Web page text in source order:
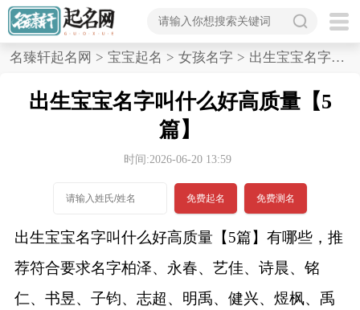
首
名
名臻轩起名网 > 宝宝起名 > 女孩名字 > 出生宝宝名字叫什么好高质量,5篇
出生宝宝名字叫什么好高质量【5
篇】
时间:2026-06-20 13:59
免费起名 免费测名
出生宝宝名字叫什么好高质量【5篇】有哪些，推
荐符合要求名字柏泽、永春、艺佳、诗晨、铭
仁、书昱、子钧、志超、明禹、健兴、煜枫、禹